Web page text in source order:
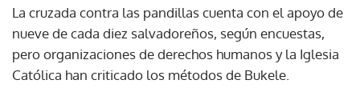
La cruzada contra las pandillas cuenta con el apoyo de
nueve de cada diez salvadoreños, según encuestas,
pero organizaciones de derechos humanos y la Iglesia
Católica han criticado los métodos de Bukele.